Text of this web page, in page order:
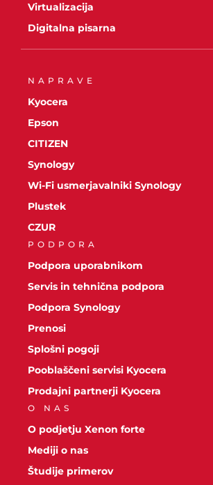
Virtualizacija
Digitalna pisarna
NAPRAVE
Kyocera
Epson
CITIZEN
Synology
Wi-Fi usmerjavalniki Synology
Plustek
CZUR
PODPORA
Podpora uporabnikom
Servis in tehnična podpora
Podpora Synology
Prenosi
Splošni pogoji
Pooblaščeni servisi Kyocera
Prodajni partnerji Kyocera
O NAS
O podjetju Xenon forte
Mediji o nas
Študije primerov